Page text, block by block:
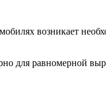
возникает
для равномерной